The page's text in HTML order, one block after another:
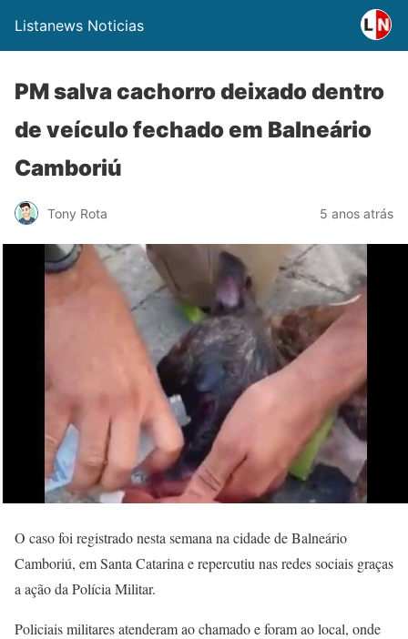
Listanews Noticias
PM salva cachorro deixado dentro
de veículo fechado em Balneário
Camboriú
Tony Rota 5 anos atrás
O caso foi registrado nesta semana na cidade de Balneário
Camboriú, em Santa Catarina e repercutiu nas redes sociais graças
a ação da Polícia Militar.
Policiais militares atenderam ao chamado e foram ao local, onde